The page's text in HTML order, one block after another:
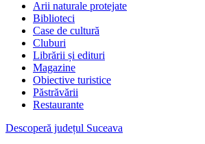
Arii naturale protejate
Biblioteci
Case de cultură
Cluburi
Librării și edituri
Magazine
Obiective turistice
Păstrăvării
Restaurante
Descoperă județul Suceava